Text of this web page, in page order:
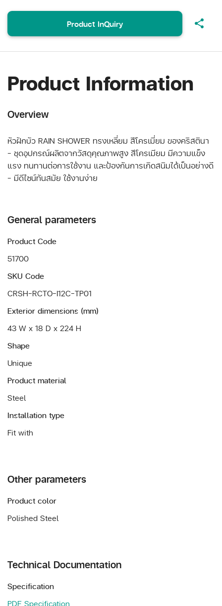
Product InQuiry share
Product Information
Overview
หัวฝักบัว RAIN SHOWER ทรงเหลี่ยม สีโครเมี่ยม ของคริสตินา
- ชุดอุปกรณ์ผลิตจากวัสดุคุณภาพสูง สีโครเมียม มีความแข็ง
แรง ทนทานต่อการใช้งาน และป้องกันการเกิดสนิมได้เป็นอย่างดี
- มีดีไซน์ทันสมัย ใช้งานง่าย
General parameters
Product Code
51700
SKU Code
CRSH-RCTO-I12C-TP01
Exterior dimensions (mm)
43 W x 18 D x 224 H
Shape
Unique
Product material
Steel
Installation type
Fit with
Other parameters
Product color
Polished Steel
Technical Documentation
Specification
PDF Specification